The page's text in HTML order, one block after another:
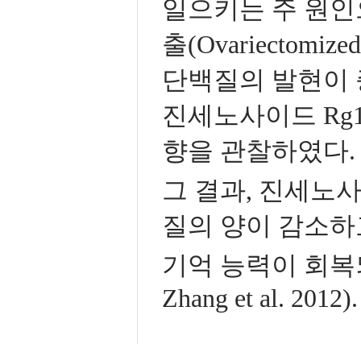
일으키는 주 원
출
단백질의 발현이
진세노사이드
향을 관찰하였다.
그 결과, 진세노
질의 양이 감소
기억 능력이 회
Zhang et al. 2012).